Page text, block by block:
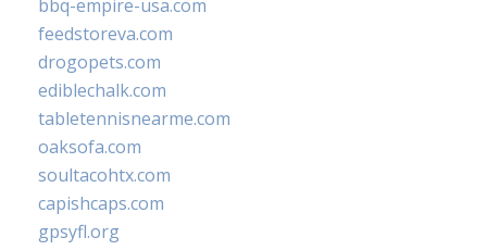
bbq-empire-usa.com
feedstoreva.com
drogopets.com
ediblechalk.com
tabletennisnearme.com
oaksofa.com
soultacohtx.com
capishcaps.com
gpsyfl.org